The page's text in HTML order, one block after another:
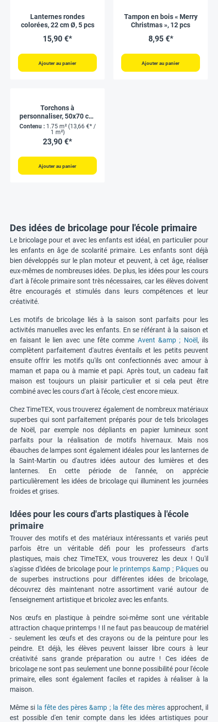
Lanternes rondes
colorées, 22 cm Ø, 5 pcs
15,90 €*
Ajouter au panier
Tampon en bois « Merry
Christmas », 12 pcs
8,95 €*
Ajouter au panier
Torchons à
personnaliser, 50x70 cm,
5 pcs
Contenu : 1.75 m² (13,66 €* /
1 m²)
23,90 €*
Ajouter au panier
Des idées de bricolage pour l'école primaire
Le bricolage pour et avec les enfants est idéal, en particulier pour
les enfants en âge de scolarité primaire. Les enfants sont déjà
bien développés sur le plan moteur et peuvent, à cet âge, réaliser
eux-mêmes de nombreuses idées. De plus, les idées pour les cours
d'art à l'école primaire sont très nécessaires, car les élèves doivent
être encouragés et stimulés dans leurs compétences et leur
créativité.
Les motifs de bricolage liés à la saison sont parfaits pour les
activités manuelles avec les enfants. En se référant à la saison et
en faisant le lien avec une fête comme Avent &amp ; Noël , ils
complètent parfaitement d'autres éventails et les petits peuvent
ensuite offrir les motifs qu'ils ont confectionnés avec amour à
maman et papa ou à mamie et papi. Après tout, un cadeau fait
maison est toujours un plaisir particulier et si cela peut être
combiné avec les cours d'art à l'école, c'est encore mieux.
Chez TimeTEX, vous trouverez également de nombreux matériaux
superbes qui sont parfaitement préparés pour de tels bricolages
de Noël, par exemple nos dépliants en papier lumineux sont
parfaits pour la réalisation de motifs hivernaux. Mais nos
ébauches de lampes sont également idéales pour les lanternes de
la Saint-Martin ou d'autres idées autour des lumières et des
lanternes. En cette période de l'année, on apprécie
particulièrement les idées de bricolage qui illuminent les journées
froides et grises.
Idées pour les cours d'arts plastiques à l'école
primaire
Trouver des motifs et des matériaux intéressants et variés peut
parfois être un véritable défi pour les professeurs d'arts
plastiques, mais chez TimeTEX, vous trouverez les deux ! Qu'il
s'agisse d'idées de bricolage pour le printemps &amp ; Pâques ou
de superbes instructions pour différentes idées de bricolage,
découvrez dès maintenant notre assortiment varié autour de
l'enseignement artistique et bricolez avec les enfants.
Nos œufs en plastique à peindre soi-même sont une véritable
attraction chaque printemps ! Il ne faut pas beaucoup de matériel
- seulement les œufs et des crayons ou de la peinture pour les
peindre. Et déjà, les élèves peuvent laisser libre cours à leur
créativité sans grande préparation ou autre ! Ces idées de
bricolage ne sont pas seulement une bonne possibilité pour l'école
primaire, elles sont également faciles et rapides à réaliser à la
maison.
Même si la fête des pères &amp ; la fête des mèresapprochent, il
est possible d'en tenir compte dans les idées artistiques pour